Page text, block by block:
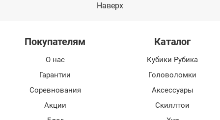
Наверх
Покупателям
О нас
Гарантии
Соревнования
Акции
Каталог
Кубики Рубика
Головоломки
Аксессуары
Скиллтои